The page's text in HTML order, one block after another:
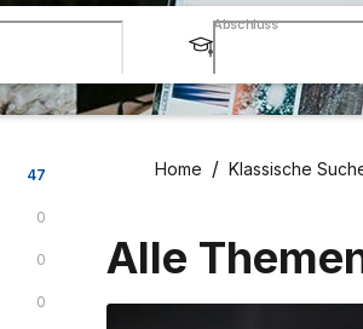
Abschluss
47
0
0
0
Home Klassische
Alle